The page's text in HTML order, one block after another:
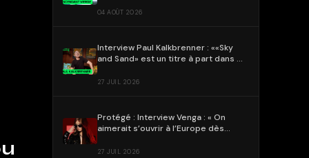
04 AOÛT 2026
Interview Paul Kalkbrenner : ««Sky
and Sand» est un titre à part dans ma
27 JUIL 2026
Protégé : Interview Venga : « On
aimerait s’ouvrir à l’Europe dès
27 JUIL 2026